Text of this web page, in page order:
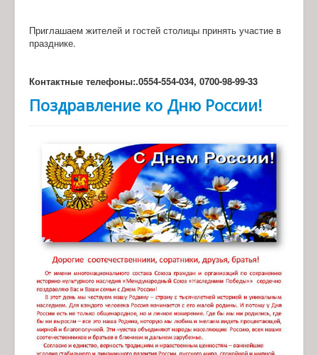
Приглашаем жителей и гостей столицы принять участие в
празднике.
Контактные телефоны:.0554-554-034, 0700-98-99-33
Поздравление ко Дню России!